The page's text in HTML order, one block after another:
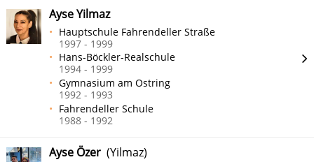
Suchen
Ayse Yilmaz
Hauptschule Fahrendeller Straße
1997 - 1999
Hans-Böckler-Realschule
1994 - 1999
Gymnasium am Ostring
1992 - 1993
Fahrendeller Schule
1988 - 1992
Ayse Özer (Yilmaz)